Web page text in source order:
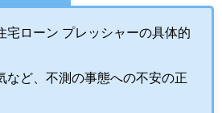
宅ローン プレッシャーの具体的
など、不測の事態への不安の正